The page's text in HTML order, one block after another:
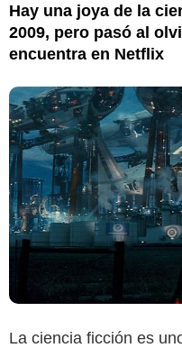
Hay una joya de la
2009, pero pasó al
encuentra en Netflix
La ciencia ficción es